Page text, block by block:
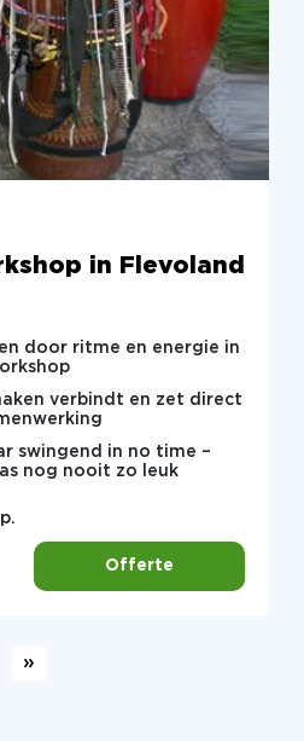
in Flevoland
door ritme en energie in
verbindt en zet direct
swingend in no time –
nog nooit zo leuk
Offerte
»